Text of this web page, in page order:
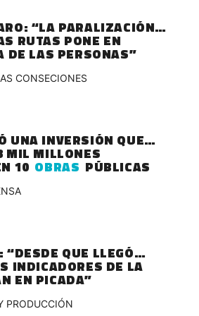
“LA PARALIZACIÓN
RUTAS PONE EN
DE LAS PERSONAS”
CONSECIONES
UNA INVERSIÓN QUE
MIL MILLONES
10 OBRAS PÚBLICAS
“DESDE QUE LLEGÓ
INDICADORES DE LA
EN PICADA”
PRODUCCIÓN